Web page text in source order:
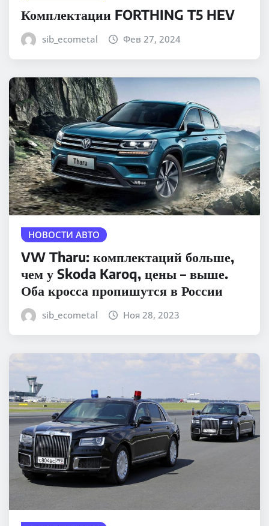
Комплектации FORTHING T5 HEV
sib_ecometal Фев 27, 2024
НОВОСТИ АВТО
VW Tharu: комплектаций больше,
чем у Skoda Karoq, цены – выше.
Оба кросса пропишутся в России
sib_ecometal Ноя 28, 2023